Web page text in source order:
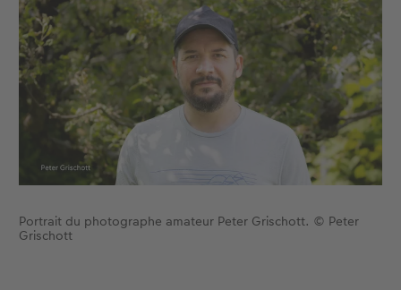
Portrait du photographe amateur Peter Grischott. © Peter
Grischott